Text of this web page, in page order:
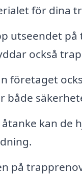
för dina
utseendet
också
företaget
kan de
på